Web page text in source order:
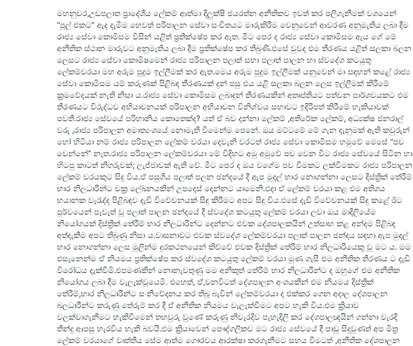
මහනුවර,උඩපලාත ප්‍රාදේශීය ලේකම් ආත්මා දිලුක්ෂි ජයරත්න අනීතිකව ඉවත් කර පලිගැනීමක් වශයෙන්
“පූල් එකට” ඇද දැමීම හෙවත් පරිපාලන සේවා සංචිතයට මාරුකිරීම වෙනුවෙන් ආවරණ අනුමැතිය ලබා දීම
රාජ්‍ය සේවා කොමිසම විසින් යළිත් ප්‍රතික්ෂේප කර ඇත. මීට පෙර ද රාජ්‍ය සේවා කොමිසම ඇය ගේ මේ
අනීතික ස්ථාන මාරුවට අනුමැතිය ලබා දීම ප්‍රතික්ෂේප කර තිබුණි.එසේ වුවද එම තීරණය යළිත් සලකා බලන
ලෙසට රාජ්‍ය සේවා කොමිෂමෙන් රාජ්‍ය පරිපාලන පලාත් සභා පලාත් පාලන හා ස්වදේශ කටයුතු
ලේකම්වරයා මහ අරුම පුදුම ඉල්ලීමක් කර ඇත.මෙය අරුම පුදුම ඉල්ලීමක්‍ යනුවෙන් මා සඳහන් කළේ රාජ්‍ය
සේවා කොමිසම යම් කරුණක් පිළිබඳ තීරණයක් දුන් පසු එය යළි සලකා බලන ලෙස ඉල්ලීමක් කිරීමේ
ක්‍රමවේදයක් නැති නිසා ය.රාජ්‍ය සේවා කොමිසම ලබාදුන් තීරණයකින් අතෘප්තියට පත්වන පාර්ශවයකට එම
තීරණයට විරුද්ධව අභියාචනයක් පරිපාලන අභියාචන විනිශ්චය සභාවට ඉදිරිපත් කිරීමේ හැකියාවක්
පවතී.රාජ්‍ය සේවයේ පරිහානිය කොතෙක්ද? යත් ඒ බව දන්නා ලේකම් ,අතිරේක ලේකම්, අධ්‍යක්ෂ ජනරාල්
වරු ,රාජ්‍ය පරිපාලන අමාත්‍යංශයේ නොමැති වීමෙන්ම පෙනේ. ඔය මට්ටමේ මේ ගැන දැනුමක් ඇති කවුරුන්
හෝ හිටියා නම් රාජ්‍ය පරිපාලන ලේකම් වරයා දෙවැනි වරටත් රාජ්‍ය සේවා කොමිසම හමුවේ මෙසේ “පච
වෙන්නේ” නැත.රාජ්‍ය පරිපාලන ලේකම්වරයා මේ විදිහට අමු අමුවේ පච වෙන විට රාජ්‍ය සේවයේ සිටින හා
හිටපු කාටත් නිගරුවක්; ලැජ්ජාවක් ඇති වේ. මීට පෙර ද ඔය වගේම පච වීමකට ලක්වීමකට රාජ්‍ය පරිපාලන
ලේකම් වරයකුට සිදු විය.ඒ පසුගිය පලාත් පලන ඡන්දයේ දී ඇප මුදල් භාර නොගන්නා ලෙසට දිස්ත්‍රික් තේරීම්
භාර නිලධාරීන්ට චක්‍ර ලේඛනයකින් උපදෙස් දෙන්නට යාමෙනි.එදා ඒ ලේකම් වරයා කළ එම අතිශය
භයානක වැරැද්ද පිළිබඳව දැඩි විවේචනයක් සිදු කිරීමට අපට සිදු විය.එසේ දැඩි විවේචනයක් සිදු කළේ ඊට
පූර්වයෙන් පැවැත් වූ පලාත් පාලන ඡන්දයේ දී ස්වදේශ කටයුතු ලේකම් වරයා ලවා ඔය මාදිලියේම
නියෝගයක් දිස්ත්‍රික් තේරීම් භාර නිලධාරීන්ට දෙන්නට එවක දේශපාලකයින් උත්සාහ කළ අන්දම පිළිබඳ
අත්දැකීම අපට තිබුණු නිසා ය.වාසනාවට එවක ස්වදේශ ලේකම්වරයා පලාත් පාලන ඡන්දය සඳහා ඇප මුදල්
භාර නොගන්නා ලෙස මුලින්ම දුරකථනයෙන් කිව්වේ එවක දිස්ත්‍රික් තේරීම් භාර නිලධාරියෙකු වූ මට ය. මම
එසැනෙන්ම ඒ නියමය ප්‍රතික්ෂේප කර ස්වදේශ කටයුතු ලේකම් වරයා මුණ ගැසී එම අනීතික තීරණය ට දැඩි
විරෝධය දැක්වීමි.එපමණකින් නොනැවතුණු මම අනිකුත් තේරීම් භාර නිලධාරීන්ට ද ඔහුගේ එම අනීතික
නියෝගය ලබා දීම වැලැක්වූයෙමි. එහෙත්, ඒ,වනවිටත් දේශපාලන අංශයකින් එම නියමය දිස්ත්‍රික්
තේරීම්,භාර නිලධාරීන්ට සංනිවේදනය කර තිබූ බැවින් ලේකම්වරයා ද එක්කර ගෙන අදාල දේශපාලන
බලධාරීන්ට කරුණු තේරුම් කර දී ඒ අනීතික නියමය වැලැක්වීමට අපට හැකි විය.එම ක්‍රියාව
වලක්වාගැනීමට හැකිවීමෙන් තහවුරු වුණේ කරුණු නිවැරදිව පැහැදිලි කර දේශපාලඥයින් ගන්නා වැරදි
තීන්දු ආපසු හැරවිය හැකි බවයි.එම ක්‍රියාවෙන් පෞද්ගලිකව මට රාජ්‍ය සේවයේ දී පාඩු සිදුවුණත් අප මිත්‍ර
ලේකම් වරයාගේ වෘත්තීය සේම ආත්ම ගෞරවය ආරක්ෂා කරගැනීමට සහය වීමටත් ,අනීතික දේශපාලන